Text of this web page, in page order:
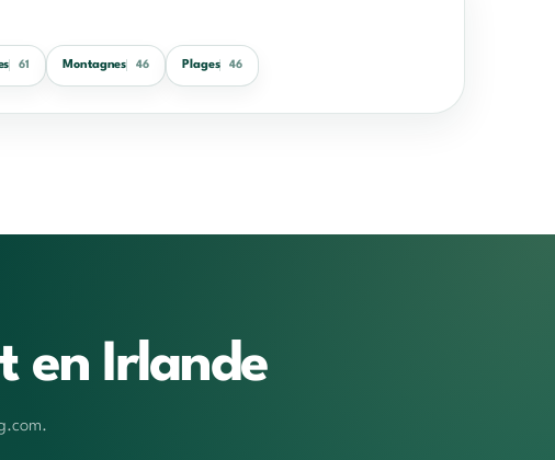
61 Montagnes 46 Plages 46
en Irlande